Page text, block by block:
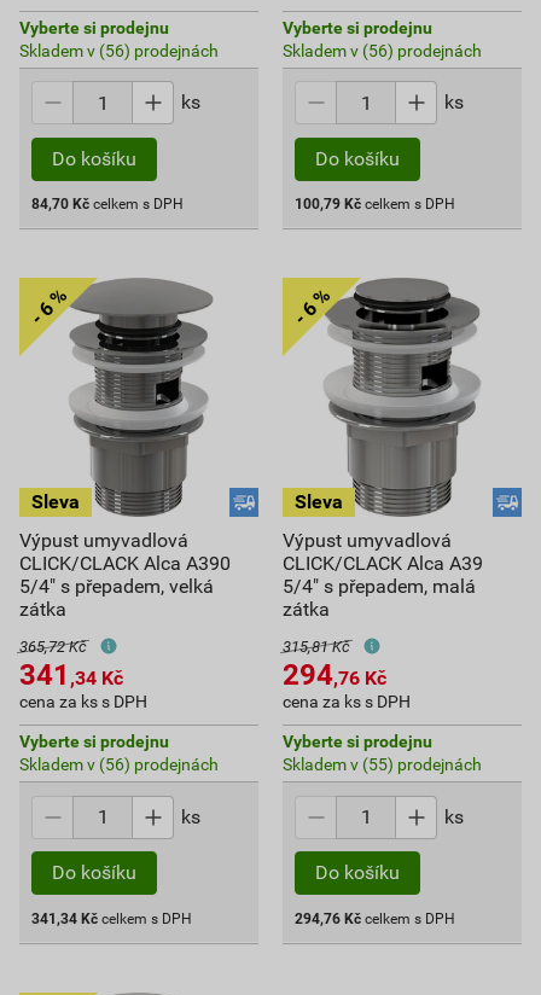
Vyberte si prodejnu
Skladem v (56) prodejnách
ks
Do košíku
84,70 Kč celkem s DPH
Vyberte si prodejnu
Skladem v (56) prodejnách
ks
Do košíku
100,79 Kč celkem s DPH
Výpust umyvadlová
CLICK/CLACK Alca A390
5/4" s přepadem, velká
zátka
365,72 Kč
341 ,34 Kč
cena za ks s DPH
Vyberte si prodejnu
Skladem v (56) prodejnách
ks
Do košíku
341,34 Kč celkem s DPH
Výpust umyvadlová
CLICK/CLACK Alca A39
5/4" s přepadem, malá
zátka
315,81 Kč
294,76 Kč
cena za ks s DPH
Vyberte si prodejnu
Skladem v (55) prodejnách
ks
Do košíku
294,76 Kč celkem s DPH